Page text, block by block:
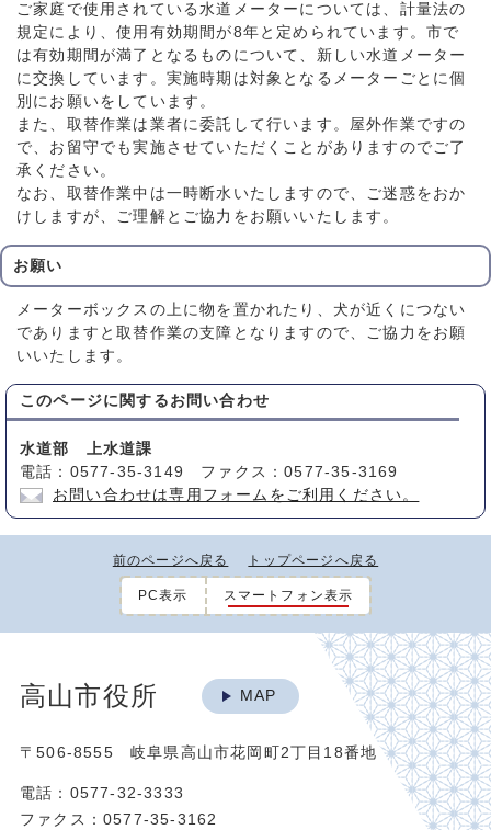
ご家庭で使用されている水道メーターについては、計量法の
規定により、使用有効期間が8年と定められています。市で
は有効期間が満了となるものについて、新しい水道メーター
に交換しています。実施時期は対象となるメーターごとに個
別にお願いをしています。
また、取替作業は業者に委託して行います。屋外作業ですの
で、お留守でも実施させていただくことがありますのでご了
承ください。
なお、取替作業中は一時断水いたしますので、ご迷惑をおか
けしますが、ご理解とご協力をお願いいたします。
お願い
メーターボックスの上に物を置かれたり、犬が近くにつない
でありますと取替作業の支障となりますので、ご協力をお願
いいたします。
このページに関する お問い合わせ
水道部 上水道課
電話：0577-35-3149 ファクス：0577-35-3169
お問い合わせは専用フォームをご利用ください。
前のページへ戻る トップページへ戻る
PC表示 スマートフォン表示
高山市役所 MAP
〒506-8555 岐阜県高山市花岡町2丁目18番地
電話：0577-32-3333
ファクス：0577-35-3162